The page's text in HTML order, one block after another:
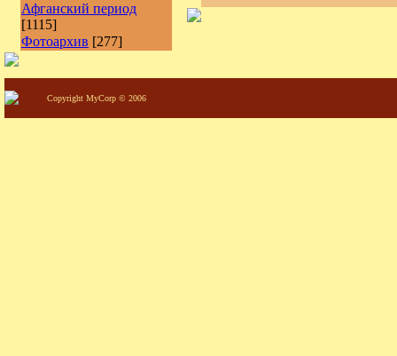
Афганский период
[1115]
Фотоархив [277]
Copyright MyCorp © 2006